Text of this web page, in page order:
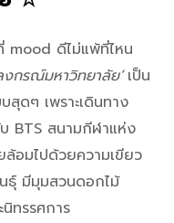
mood ดีไม่แพ้ที่ไหน
กรณ์มหาวิทยาลัย’ เป็น
ดๆ เพราะเดินทาง
BTS สนามกีฬาแห่ง
ล้อมไปด้วยความเขียว
ธุ์ มีมุมสวนดอกไม้
ทรรศการ